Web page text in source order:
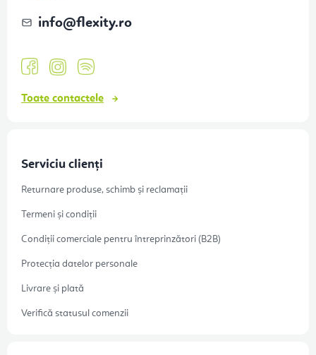
info@flexity.ro
Toate contactele
Serviciu clienți
Returnare produse, schimb și reclamații
Termeni și condiții
Condiții comerciale pentru întreprinzători (B2B)
Protecția datelor personale
Livrare și plată
Verifică statusul comenzii